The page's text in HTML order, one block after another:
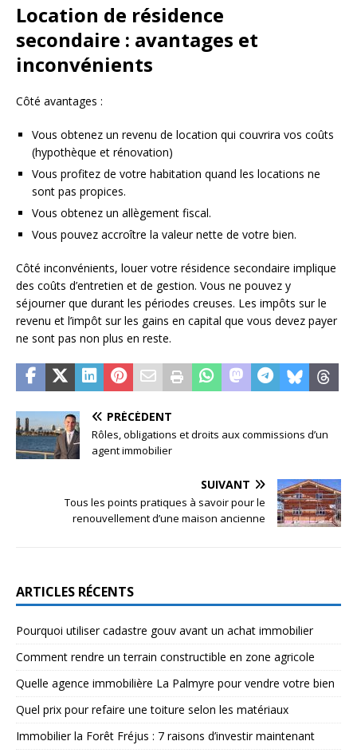
Location de résidence
secondaire : avantages et
inconvénients
Côté avantages :
Vous obtenez un revenu de location qui couvrira vos coûts
(hypothèque et rénovation)
Vous profitez de votre habitation quand les locations ne
sont pas propices.
Vous obtenez un allègement fiscal.
Vous pouvez accroître la valeur nette de votre bien.
Côté inconvénients, louer votre résidence secondaire implique
des coûts d’entretien et de gestion. Vous ne pouvez y
séjourner que durant les périodes creuses. Les impôts sur le
revenu et l’impôt sur les gains en capital que vous devez payer
ne sont pas non plus en reste.
PRÉCÉDENT
Rôles, obligations et droits aux commissions d’un
agent immobilier
SUIVANT
Tous les points pratiques à savoir pour le
renouvellement d’une maison ancienne
ARTICLES RÉCENTS
Pourquoi utiliser cadastre gouv avant un achat immobilier
Comment rendre un terrain constructible en zone agricole
Quelle agence immobilière La Palmyre pour vendre votre bien
Quel prix pour refaire une toiture selon les matériaux
Immobilier la Forêt Fréjus : 7 raisons d’investir maintenant